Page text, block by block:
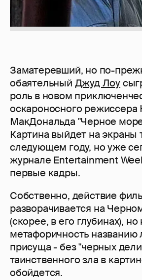
Заматеревший, но по-
обаятельный Джуд Лоу
роль в новом
оскароносного режиссера
МакДональда "Черное
Картина выйдет на экраны
следующем году, но уже
журнале Entertainment
первые кадры.
Собственно, действие
разворачивается на
(скорее, в его глубинах), но
метафоричность названию
присуща - без "черных
таинственного зла в
обойдется.